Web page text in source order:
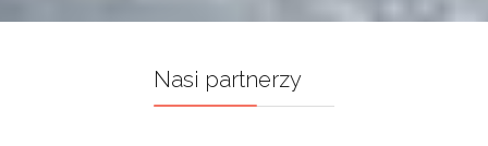
Nasi partnerzy